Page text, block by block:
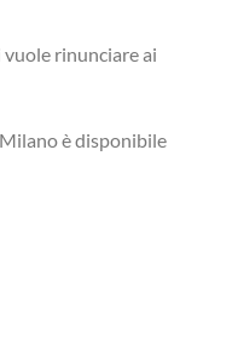
rinunciare ai
è disponibile